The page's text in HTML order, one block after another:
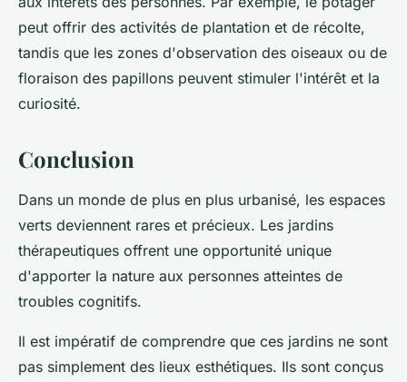
peut offrir des activités de plantation et de récolte,
tandis que les zones d'observation des oiseaux ou de
floraison des papillons peuvent stimuler l'intérêt et la
curiosité.
Conclusion
Dans un monde de plus en plus urbanisé, les espaces
verts deviennent rares et précieux. Les jardins
thérapeutiques offrent une opportunité unique
d'apporter la nature aux personnes atteintes de
troubles cognitifs.
Il est impératif de comprendre que ces jardins ne sont
pas simplement des lieux esthétiques. Ils sont conçus